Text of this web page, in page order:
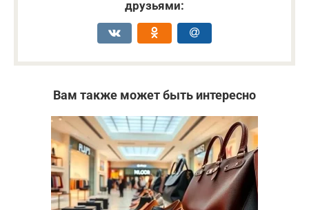
друзьями:
Вам также может быть интересно